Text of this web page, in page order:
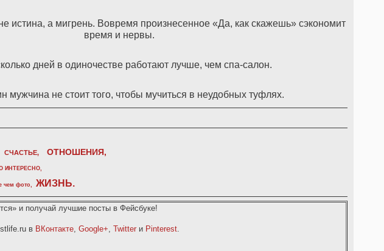
истина, а мигрень. Вовремя произнесенное «Да, как скажешь» сэкономит
время и нервы.
дней в одиночестве работают лучше, чем спа-салон.
мужчина не стоит того, чтобы мучиться в неудобных туфлях.
СЧАСТЬЕ, ОТНОШЕНИЯ,
ИНТЕРЕСНО,
чем фото, ЖИЗНЬ.
и получай лучшие посты в Фейсбуке!
в ВКонтакте, Google+, Twitter и Pinterest.